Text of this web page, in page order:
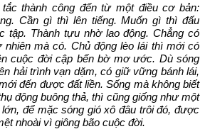
thành công đến từ một điều cơ bản:
Cần gì thì lên tiếng. Muốn gì thì đấu
tập. Thành tựu nhờ lao động. Chẳng có
mà có. Chủ động lèo lái thì mới có
cuộc đời cập bến bờ mơ ước. Dù sóng
hải trình vạn dặm, có giữ vững bánh lái,
đến được đất liền. Sống mà không biết
động buông thả, thì cũng giống như một
để mặc sóng gió xô đâu trôi đó, được
nhoài vì giông bão cuộc đời.